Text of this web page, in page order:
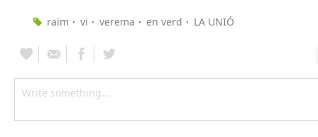
raïm vi verema en verd LA UNIÓ